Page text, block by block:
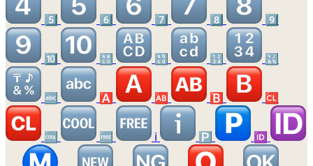
5️⃣ 6️⃣ 7️⃣ 8️⃣ 9️⃣
🔟 🔠 🔡 🔢 🔣
🔤 🅰️ 🆎 🅱️ 🆑
🆒 🆓 ℹ️ 🅿️ 🆔